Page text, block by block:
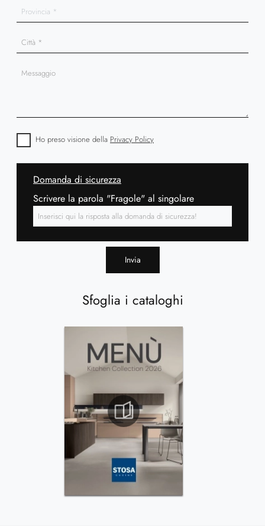
Sfoglia i cataloghi
Ho preso visione della Privacy Policy
Domanda di sicurezza
Scrivere la parola "Fragole" al singolare
Invia